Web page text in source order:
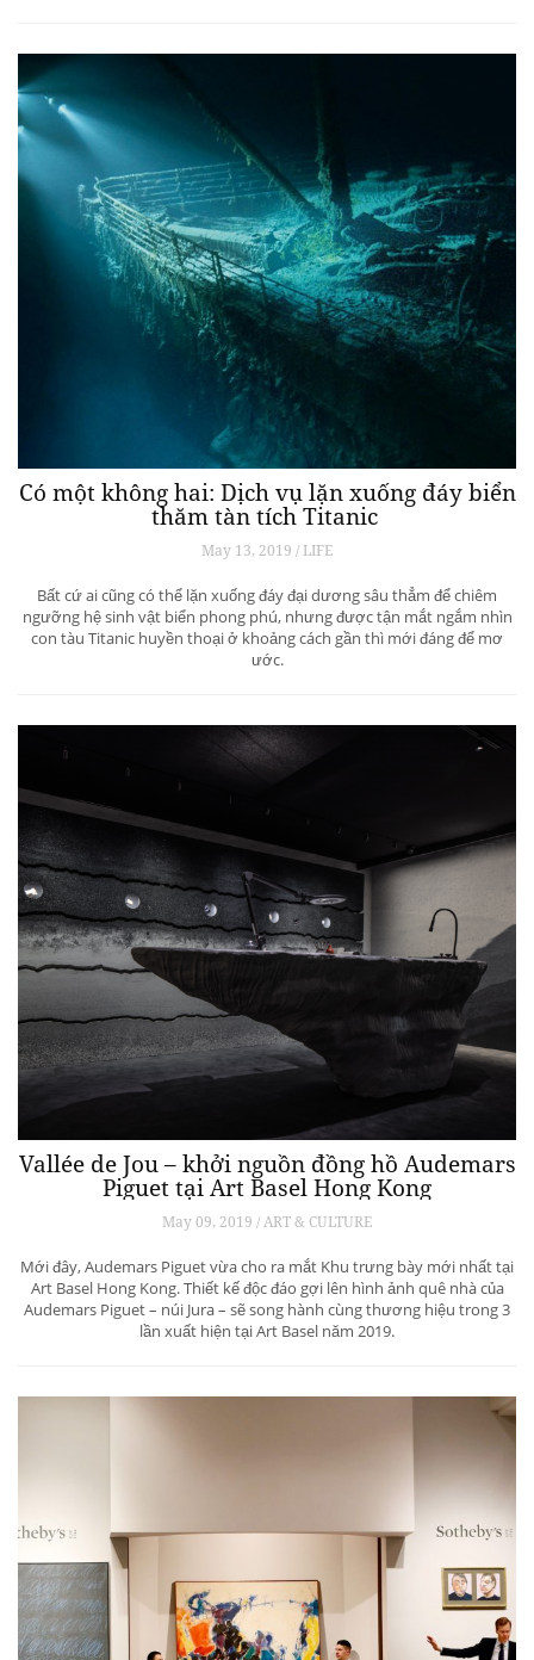
Có một không hai: Dịch vụ lặn xuống đáy biển
thăm tàn tích Titanic
May 13, 2019 / LIFE
Bất cứ ai cũng có thể lặn xuống đáy đại dương sâu thẳm để chiêm
ngưỡng hệ sinh vật biển phong phú, nhưng được tận mắt ngắm nhìn
con tàu Titanic huyền thoại ở khoảng cách gần thì mới đáng để mơ
ước.
Vallée de Jou – khởi nguồn đồng hồ Audemars
Piguet tại Art Basel Hong Kong
May 09, 2019 / ART & CULTURE
Mới đây, Audemars Piguet vừa cho ra mắt Khu trưng bày mới nhất tại
Art Basel Hong Kong. Thiết kế độc đáo gợi lên hình ảnh quê nhà của
Audemars Piguet – núi Jura – sẽ song hành cùng thương hiệu trong 3
lần xuất hiện tại Art Basel năm 2019.